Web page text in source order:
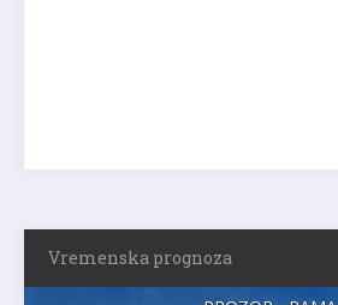
Vremenska prognoza